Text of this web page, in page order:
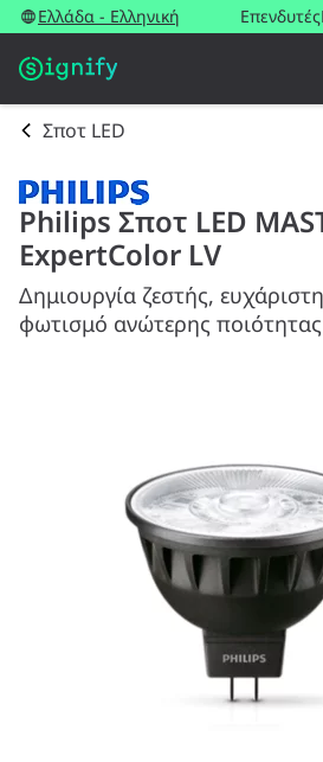
Ελλάδα - Ελληνική Επενδυτές
Σποτ LED
Philips Σποτ LED
ExpertColor LV
Δημιουργία ζεστής,
φωτισμό ανώτερης ποιότητας